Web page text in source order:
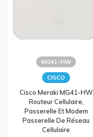
MG41-HW
CISCO
Cisco Meraki MG41-HW
Routeur Cellulaire,
Passerelle Et Modem
Passerelle De Réseau
Cellulaire